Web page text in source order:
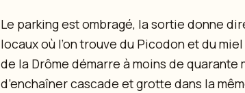
Le parking est ombragé, la sortie donne
locaux où l’on trouve du Picodon et du
de la Drôme démarre à moins de
d’enchaîner cascade et grotte dans la